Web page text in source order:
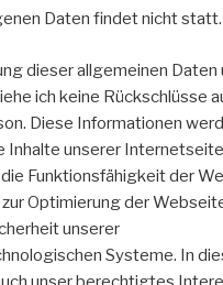
Daten findet nicht statt.
dieser allgemeinen Daten
ich keine Rückschlüsse
Diese Informationen
Inhalte unserer
die Funktionsfähigkeit der
Optimierung der
unserer
Systeme. In